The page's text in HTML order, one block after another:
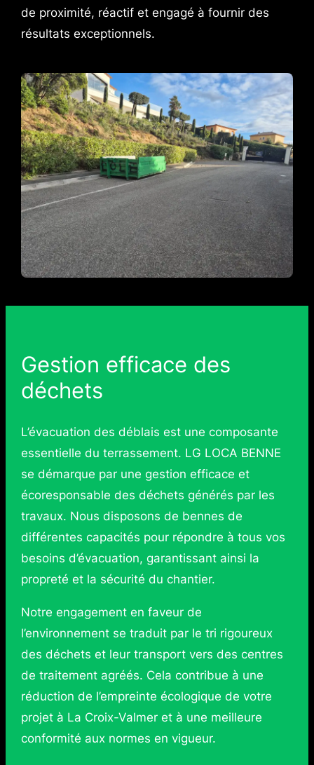
de proximité, réactif et engagé à fournir des
résultats exceptionnels.
Gestion efficace des
déchets
L’évacuation des déblais est une composante
essentielle du terrassement. LG LOCA BENNE
se démarque par une gestion efficace et
écoresponsable des déchets générés par les
travaux. Nous disposons de bennes de
différentes capacités pour répondre à tous vos
besoins d’évacuation, garantissant ainsi la
propreté et la sécurité du chantier.
Notre engagement en faveur de
l’environnement se traduit par le tri rigoureux
des déchets et leur transport vers des centres
de traitement agréés. Cela contribue à une
réduction de l’empreinte écologique de votre
projet à La Croix-Valmer et à une meilleure
conformité aux normes en vigueur.